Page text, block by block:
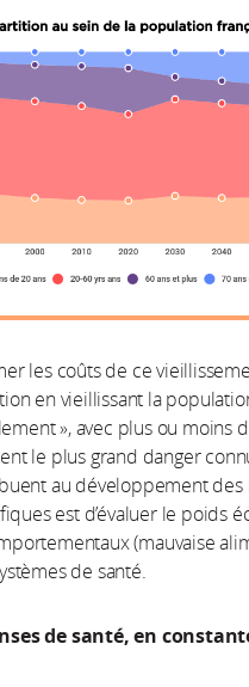
les coûts de ce
en vieillissant la
», avec plus ou moins
le plus grand danger
au développement des
est d’évaluer le poids
(mauvaise
de santé.
de santé, en